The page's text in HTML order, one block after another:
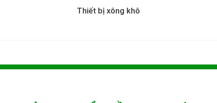
Thiết bị xông khô